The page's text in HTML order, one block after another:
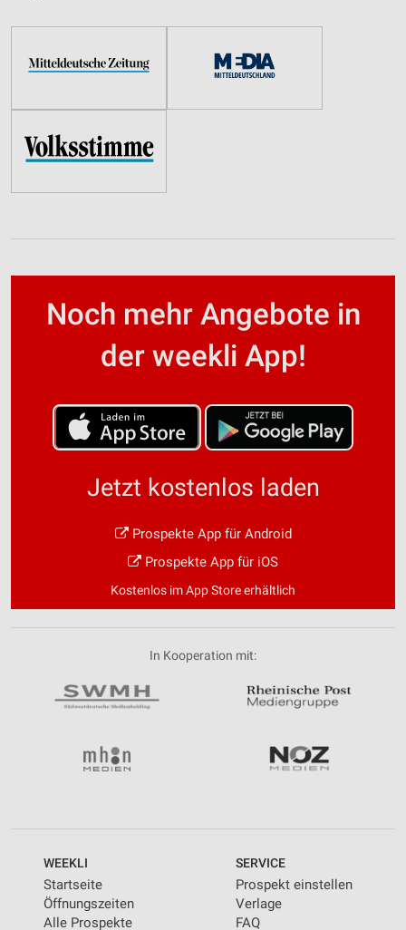
Noch mehr Angebote in
der weekli App!
Jetzt kostenlos laden
Prospekte App für Android
Prospekte App für iOS
Kostenlos im App Store erhältlich
In Kooperation mit:
WEEKLI
Startseite
Öffnungszeiten
Alle Prospekte
SERVICE
Prospekt einstellen
Verlage
FAQ